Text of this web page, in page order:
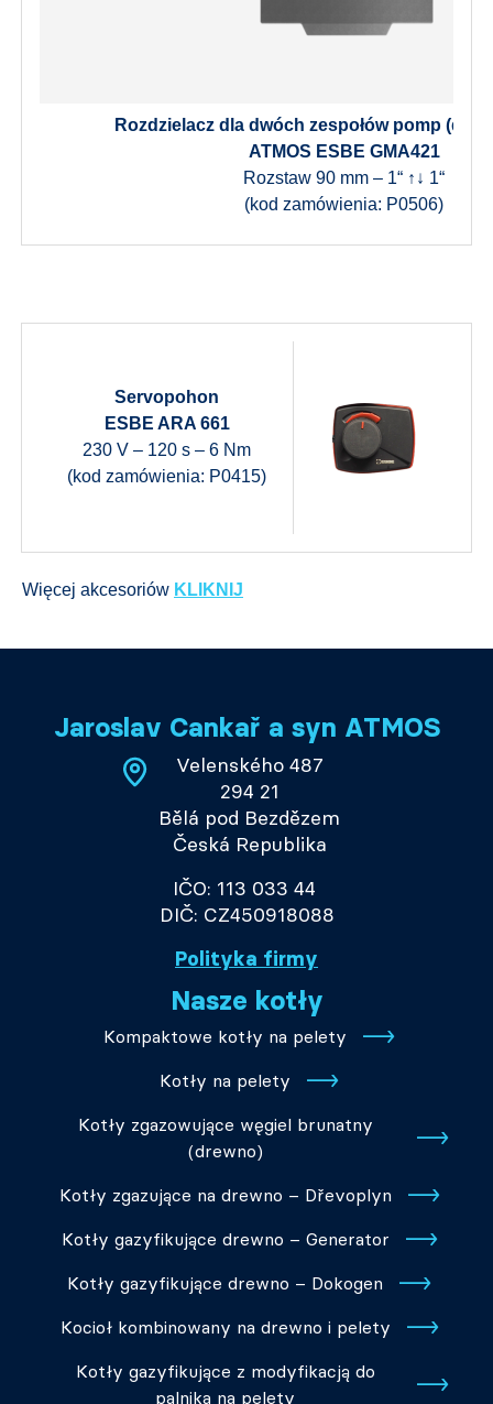
Rozdzielacz dla dwóch zespołów pomp
ATMOS ESBE GMA421
Rozstaw 90 mm – 1“ ↑↓ 1“
(kod zamówienia: P0506)
Servopohon
ESBE ARA 661
230 V – 120 s – 6 Nm
(kod zamówienia: P0415)
Więcej akcesoriów KLIKNIJ
Jaroslav Cankař a syn ATMOS
Velenského 487
294 21
Bělá pod Bezdězem
Česká Republika
IČO: 113 033 44
DIČ: CZ450918088
Polityka firmy
Nasze kotły
Kompaktowe kotły na pelety
Kotły na pelety
Kotły zgazowujące węgiel brunatny
(drewno)
Kotły zgazujące na drewno – Dřevoplyn
Kotły gazyfikujące drewno – Generator
Kotły gazyfikujące drewno – Dokogen
Kocioł kombinowany na drewno i pelety
Kotły gazyfikujące z modyfikacją do
palnika na pelety